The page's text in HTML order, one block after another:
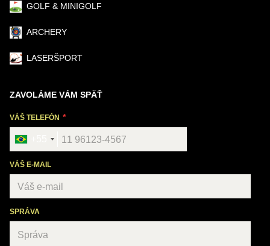
GOLF & MINIGOLF
ARCHERY
LASERŠPORT
ZAVOLÁME VÁM SPÄŤ
VÁŠ TELEFÓN
VÁŠ E-MAIL
SPRÁVA